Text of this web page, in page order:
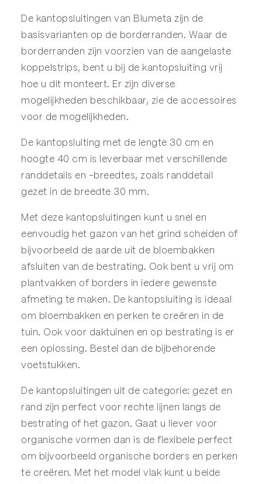
De kantopsluitingen van Blumeta zijn de
basisvarianten op de borderranden . Waar de
borderranden zijn voorzien van de aangelaste
koppelstrips, bent u bij de kantopsluiting vrij
hoe u dit monteert. Er zijn diverse
mogelijkheden beschikbaar, zie de accessoires
voor de mogelijkheden.
De kantopsluiting met de lengte 30 cm en
hoogte 40 cm is leverbaar met verschillende
randdetails en -breedtes, zoals randdetail
gezet in de breedte 30 mm.
Met deze kantopsluitingen kunt u snel en
eenvoudig het gazon van het grind scheiden of
bijvoorbeeld de aarde uit de bloembakken
afsluiten van de bestrating. Ook bent u vrij om
plantvakken of borders in iedere gewenste
afmeting te maken. De kantopsluiting is ideaal
om bloembakken en perken te creëren in de
tuin. Ook voor daktuinen en op bestrating is er
een oplossing. Bestel dan de bijbehorende
voetstukken .
De kantopsluitingen uit de categorie: gezet en
rand zijn perfect voor rechte lijnen langs de
bestrating of het gazon. Gaat u liever voor
organische vormen dan is de flexibele perfect
om bijvoorbeeld organische borders en perken
te creëren. Met het model vlak kunt u beide